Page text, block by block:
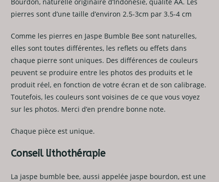
pierres sont d’une taille d’environ 2.5-3cm par 3.5-4 cm
Comme les pierres en Jaspe Bumble Bee sont naturelles,
elles sont toutes différentes, les reflets ou effets dans
chaque pierre sont uniques. Des différences de couleurs
peuvent se produire entre les photos des produits et le
produit réel, en fonction de votre écran et de son calibrage.
Toutefois, les couleurs sont voisines de ce que vous voyez
sur les photos. Merci d’en prendre bonne note.
Chaque pièce est unique.
Conseil lithothérapie
La jaspe bumble bee, aussi appelée jaspe bourdon, est une